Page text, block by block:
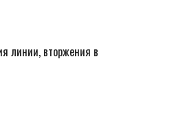
линии, вторжения в